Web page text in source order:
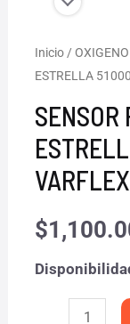
Inicio /
ESTRELLA
VARFLEX
$
SENSOR
FLUJO
ADUL
ESTRELLA
51000-
40094
VARFLEX
cantidad